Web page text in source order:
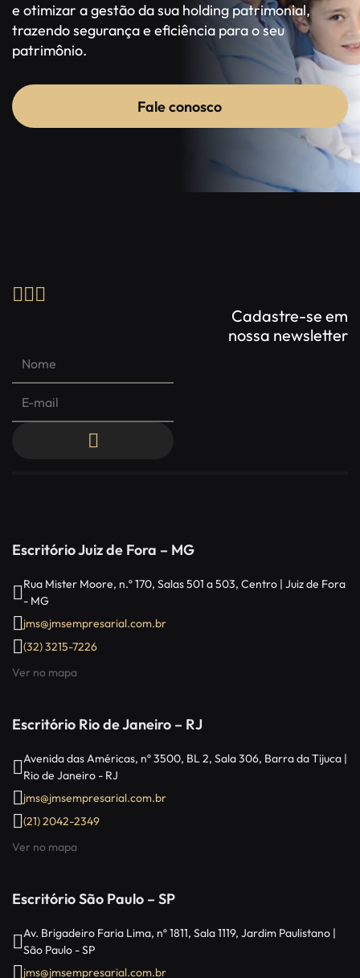
e otimizar a gestão da sua holding patrimonial,
trazendo segurança e eficiência para o seu
patrimônio.
Fale conosco
Cadastre-se em
nossa newsletter
Escritório Juiz de Fora – MG
Rua Mister Moore, n.º 170, Salas 501 a 503, Centro | Juiz de Fora
- MG
jms@jmsempresarial.com.br
(32) 3215-7226
Ver no mapa
Escritório Rio de Janeiro – RJ
Avenida das Américas, nº 3500, BL 2, Sala 306, Barra da Tijuca |
Rio de Janeiro - RJ
jms@jmsempresarial.com.br
(21) 2042-2349
Ver no mapa
Escritório São Paulo – SP
Av. Brigadeiro Faria Lima, nº 1811, Sala 1119, Jardim Paulistano |
São Paulo - SP
jms@jmsempresarial.com.br